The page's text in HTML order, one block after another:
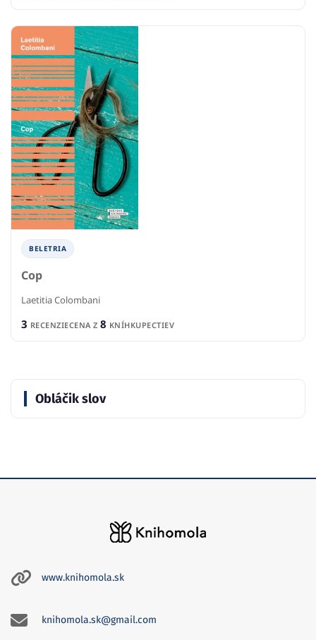
BELETRIA
Cop
Laetitia Colombani
3 RECENZIECENA Z 8 KNÍHKUPECTIEV
Obláčik slov
www.knihomola.sk
knihomola.sk@gmail.com